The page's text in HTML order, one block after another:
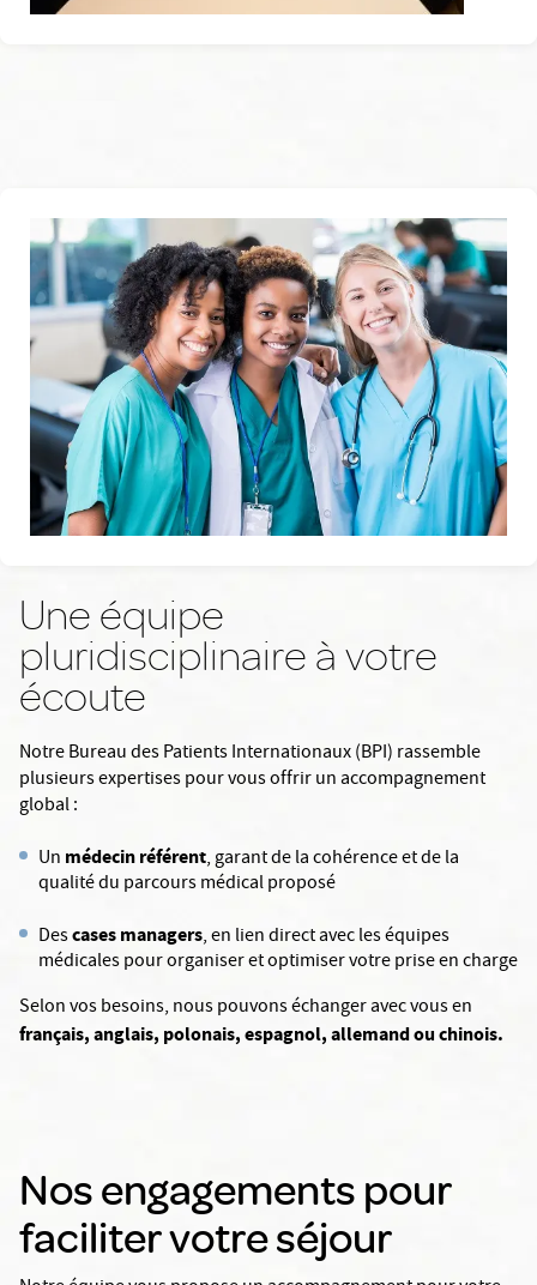
Une équipe
pluridisciplinaire à votre
écoute
Notre Bureau des Patients Internationaux (BPI) rassemble
plusieurs expertises pour vous offrir un accompagnement
global :
Un médecin référent, garant de la cohérence et de la
qualité du parcours médical proposé
Descases managers, en lien direct avec les équipes
médicales pour organiser et optimiser votre prise en charge
Selon vos besoins, nous pouvons échanger avec vous en
français, anglais, polonais, espagnol, allemand ou chinois.
Nos engagements pour
faciliter votre séjour